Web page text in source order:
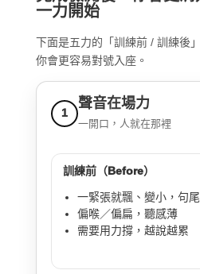
一力開始
下面是五力的「訓練前 / 訓練後
你會更容易對號入座。
1
聲音在場力
一開口，人就在那裡
訓練前（Before）
一緊張就飄、變小，句
偏喉／偏扁，聽感薄
需要用力撐，越說越累